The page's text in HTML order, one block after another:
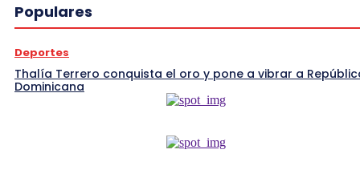
Populares
Deportes
Thalía Terrero conquista el oro y pone a vibrar a
Dominicana